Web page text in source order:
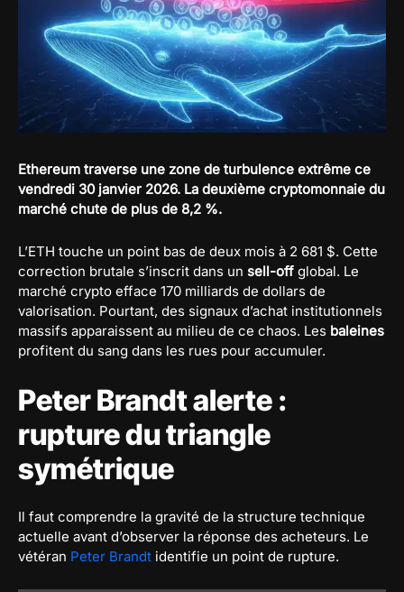
Ethereum traverse une zone de turbulence extrême ce
vendredi 30 janvier 2026. La deuxième cryptomonnaie du
marché chute de plus de 8,2 %.
L’ETH touche un point bas de deux mois à 2 681 $. Cette
correction brutale s’inscrit dans un sell-off global. Le
marché crypto efface 170 milliards de dollars de
valorisation. Pourtant, des signaux d’achat institutionnels
massifs apparaissent au milieu de ce chaos. Les baleines
profitent du sang dans les rues pour accumuler.
Peter Brandt alerte :
rupture du triangle
symétrique
Il faut comprendre la gravité de la structure technique
actuelle avant d’observer la réponse des acheteurs. Le
vétéran Peter Brandt identifie un point de rupture.